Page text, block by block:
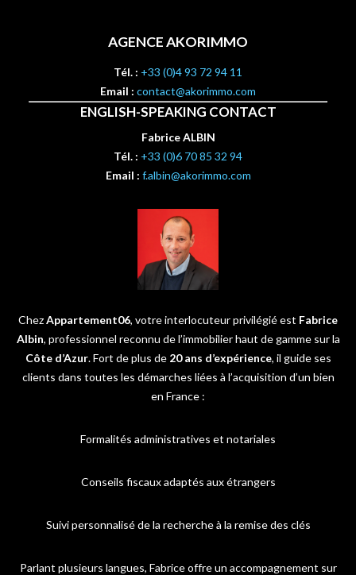
AGENCE AKORIMMO
Tél. : +33 (0)4 93 72 94 11
Email : contact@akorimmo.com
ENGLISH-SPEAKING CONTACT
Fabrice ALBIN
Tél. : +33 (0)6 70 85 32 94
Email : f.albin@akorimmo.com
ChezAppartement06, votre interlocuteur privilégié est Fabrice
Albin, professionnel reconnu de l’immobilier haut de gamme sur la
Côte d’Azur. Fort de plus de 20 ans d’expérience, il guide ses
clients dans toutes les démarches liées à l’acquisition d’un bien
en France :
Formalités administratives et notariales
Conseils fiscaux adaptés aux étrangers
Suivi personnalisé de la recherche à la remise des clés
Parlant plusieurs langues, Fabrice offre un accompagnement sur